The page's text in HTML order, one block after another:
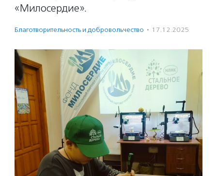
«Милосердие».
Благотвори­тель­ность и доброволь­чест­во · 17.12.2025